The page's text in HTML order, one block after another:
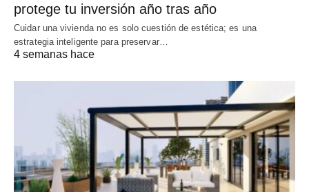
protege tu inversión año tras año
Cuidar una vivienda no es solo cuestión de estética; es una
estrategia inteligente para preservar…
4 semanas hace